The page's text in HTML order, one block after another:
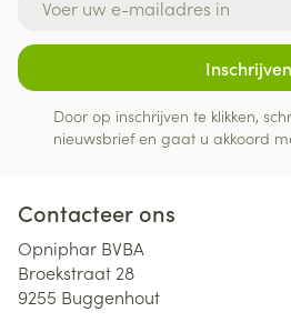
Inschrijven
Door op inschrijven te klikken,
nieuwsbrief en gaat u akkoord
Contacteer ons
Opniphar BVBA
Broekstraat 28
9255 Buggenhout